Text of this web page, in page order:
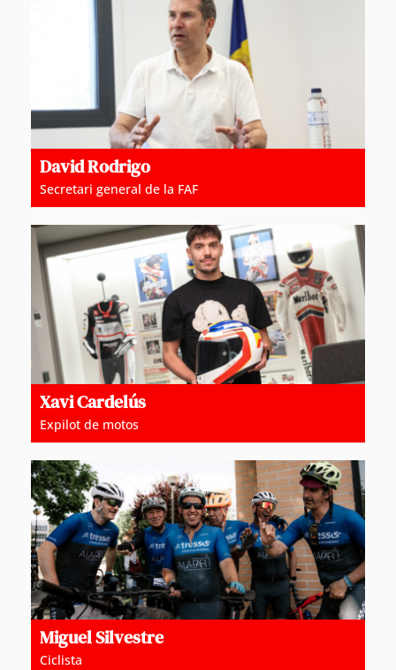
David Rodrigo
Secretari general de la FAF
Xavi Cardelús
Expilot de motos
Miguel Silvestre
Ciclista